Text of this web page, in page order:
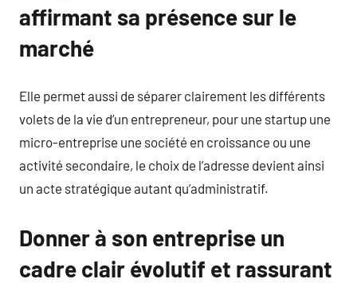
affirmant sa présence sur le
marché
Elle permet aussi de séparer clairement les différents
volets de la vie d’un entrepreneur, pour une startup une
micro-entreprise une société en croissance ou une
activité secondaire, le choix de l’adresse devient ainsi
un acte stratégique autant qu’administratif.
Donner à son entreprise un
cadre clair évolutif et rassurant